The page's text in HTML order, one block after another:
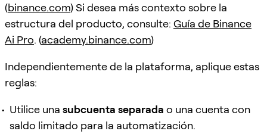
(binance.com) Si desea más contexto sobre la
estructura del producto, consulte: Guía de Binance
Ai Pro. (academy.binance.com)
Independientemente de la plataforma, aplique estas
reglas:
Utilice una subcuenta separada o una cuenta con
saldo limitado para la automatización.